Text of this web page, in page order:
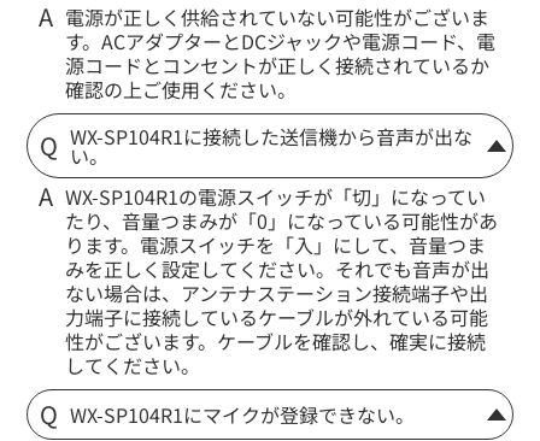
電源が正しく供給されていない可能性がございま
す。ACアダプターとDCジャックや電源コード、電
源コードとコンセントが正しく接続されているか
確認の上ご使用ください。
WX-SP104R1に接続した送信機から音声が出な
い。
WX-SP104R1の電源スイッチが「切」になってい
たり、音量つまみが「0」になっている可能性があ
ります。電源スイッチを「入」にして、音量つま
みを正しく設定してください。それでも音声が出
ない場合は、アンテナステーション接続端子や出
力端子に接続しているケーブルが外れている可能
性がございます。ケーブルを確認し、確実に接続
してください。
WX-SP104R1にマイクが登録できない。